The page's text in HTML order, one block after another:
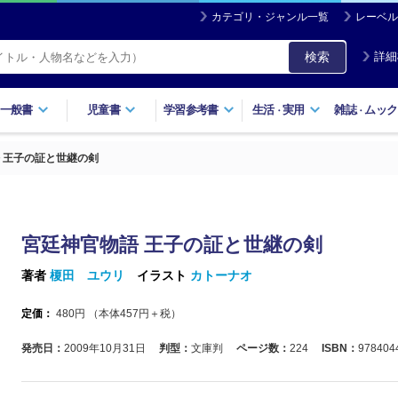
カテゴリ・ジャンル一覧 レーベ
検索 詳
一般書 児童書 学習参考書 生活・実用 雑誌・ ムック
子の証と世継の剣
宮廷神官物語 王子の証と世継の剣
著者 榎田 ユウリ イラスト カトーナオ
定価： 480円 （本体457 円＋税）
発売日： 2009年10月31日 判型： 文庫判 ページ数： 224 ISBN：